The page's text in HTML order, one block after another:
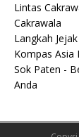
Lintas
Cakrawala
Langkah
Kompas Asia
Sok Paten -
Anda